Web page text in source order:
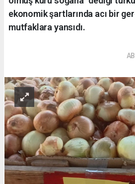
ekonomik şartlarında acı bir
mutfaklara yansıdı.